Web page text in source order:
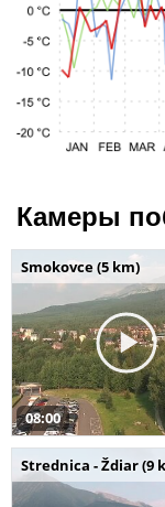
Камеры
Smokovce (5 km)
08:00
Strednica - Ždiar (9